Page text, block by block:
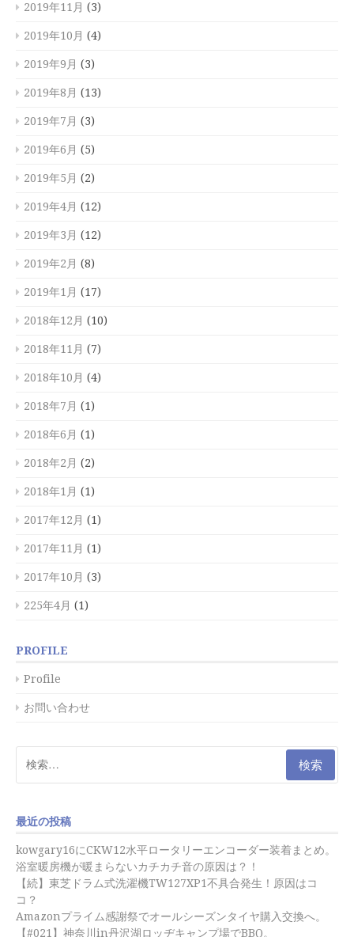
2019年11月 (3)
2019年10月 (4)
2019年9月 (3)
2019年8月 (13)
2019年7月 (3)
2019年6月 (5)
2019年5月 (2)
2019年4月 (12)
2019年3月 (12)
2019年2月 (8)
2019年1月 (17)
2018年12月 (10)
2018年11月 (7)
2018年10月 (4)
2018年7月 (1)
2018年6月 (1)
2018年2月 (2)
2018年1月 (1)
2017年12月 (1)
2017年11月 (1)
2017年10月 (3)
225年4月 (1)
PROFILE
Profile
お問い合わせ
索:
最近の投稿
kowgary16にCKW12水平ロータリーエンコーダー装着まとめ。
浴室暖房機が暖まらないカチカチ音の原因は？！
【続】東芝ドラム式洗濯機TW127XP1不具合発生！原因はコ
コ？
Amazonプライム感謝祭でオールシーズンタイヤ購入交換へ。
【#021】神奈川in丹沢湖ロッヂキャンプ場でBBQ。